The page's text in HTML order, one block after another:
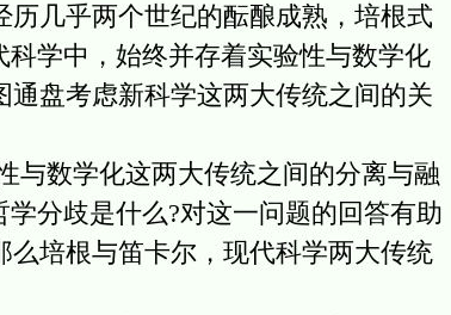
几乎两个世纪的酝酿成熟，培根式
学中，始终并存着实验性与数学化
盘考虑新科学这两大传统之间的关
数学化这两大传统之间的分离与融
分歧是什么?对这一问题的回答有助
培根与笛卡尔，现代科学两大传统